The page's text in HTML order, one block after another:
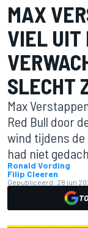
MAX
VIEL UIT
SLECHT
Max
Red Bull door
wind tijdens de
had niet
Ronald Vording
Filip Cleeren
Gepubliceerd: 28 jun